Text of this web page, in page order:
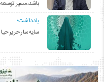
باشد،مسیر
یادداشت؛
سایه‌سار حریر حیا